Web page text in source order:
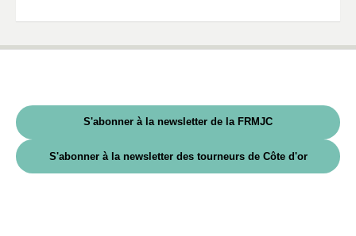
S'abonner à la newsletter de la FRMJC
S'abonner à la newsletter des tourneurs de Côte d'or